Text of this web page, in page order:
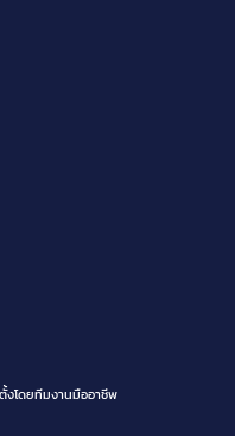
งโดยทีมงานมืออาชีพ